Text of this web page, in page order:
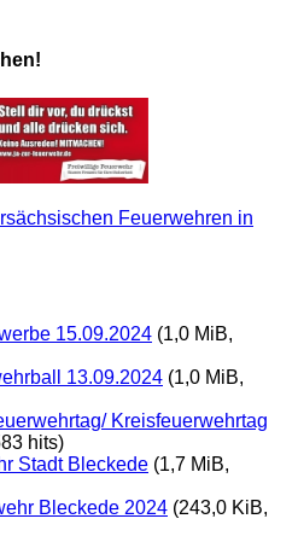
Feuerwehren in
15.09.2024 (1,0 MiB,
13.09.2024 (1,0 MiB,
Kreisfeuerwehrtag
hits)
Stadt Bleckede (1,7 MiB,
Bleckede 2024 (243,0 KiB,